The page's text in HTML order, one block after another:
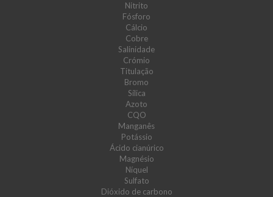
Nitrito
Fósforo
Cálcio
Cobre
Salinidade
Crómio
Titulação
Bromo
Sílica
Azoto
CQO
Manganês
Potássio
Ácido cianúrico
Magnésio
Níquel
Sulfato
Dióxido de carbono